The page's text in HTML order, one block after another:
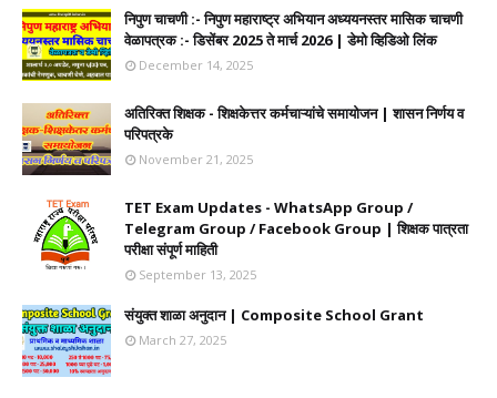
निपुण चाचणी :- निपुण महाराष्ट्र अभियान अध्ययनस्तर मासिक चाचणी
वेळापत्रक :- डिसेंबर 2025 ते मार्च 2026 | डेमो व्हिडिओ लिंक
December 14, 2025
अतिरिक्त शिक्षक - शिक्षकेत्तर कर्मचाऱ्यांचे समायोजन | शासन निर्णय व
परिपत्रके
November 21, 2025
TET Exam Updates - WhatsApp Group /
Telegram Group / Facebook Group | शिक्षक पात्रता
परीक्षा संपूर्ण माहिती
September 13, 2025
संयुक्त शाळा अनुदान | Composite School Grant
March 27, 2025